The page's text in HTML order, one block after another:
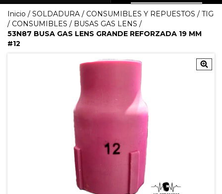
Inicio / SOLDADURA / CONSUMIBLES Y REPUESTOS / TIG
/ CONSUMIBLES / BUSAS GAS LENS /
53N87 BUSA GAS LENS GRANDE REFORZADA 19 MM
#12